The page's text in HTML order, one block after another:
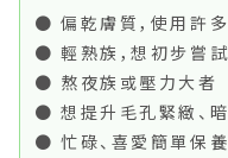
● 偏乾膚質，使用許
● 輕熟族，想初步嘗
● 熬夜族或壓力大者
● 想提升毛孔緊緻、
● 忙碌、喜愛簡單保